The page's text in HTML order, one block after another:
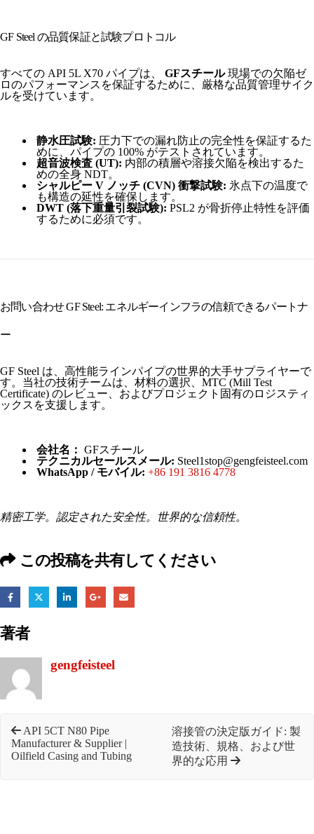
GF Steel の品質保証と試験プロトコル
すべての API 5L X70 パイプは、 GFスチール現場での欠陥ゼ
ロのパフォーマンスを保証するために、厳格な品質管理サイク
ルを受けています。
静水圧試験: 圧力下での漏れ防止の完全性を保証するた
めに、パイプの 100% がテストされています。
超音波検査 (UT): 内部の積層や溶接欠陥を検出するた
めの全身 NDT。
シャルピー V ノッチ (CVN) 衝撃試験: 氷点下の温度で
も構造の延性を確保します。
DWT (落下重量引裂試験): PSL2 が骨折停止特性を評価
するために必須です。
お問い合わせ GF Steel: エネルギーインフラの信頼できるパートナ
ー
GF Steel は、高性能ラインパイプの世界的大手サプライヤーで
す。当社の技術チームは、材料の選択、MTC (Mill Test
Certificate) のレビュー、およびプロジェクト固有のロジスティ
ックスを支援します。
会社名： GFスチール
テクニカルセールスメール: Steel1stop@gengfeisteel.com
WhatsApp / モバイル: +86 191 3816 4778
精密工学。認定された安全性。世界的な信頼性。
この投稿を共有してください
著者
gengfeisteel
API 5CT N80 Pipe
Manufacturer & Supplier |
Oilfield Casing and Tubing
溶接管の決定版ガイド: 製
造技術、規格、および世
界的な応用